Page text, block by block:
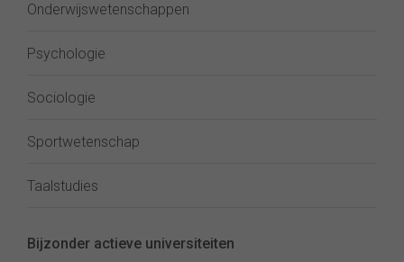
Onderwijswetenschappen
Psychologie
Sociologie
Sportwetenschap
Taalstudies
Bijzonder actieve universiteiten